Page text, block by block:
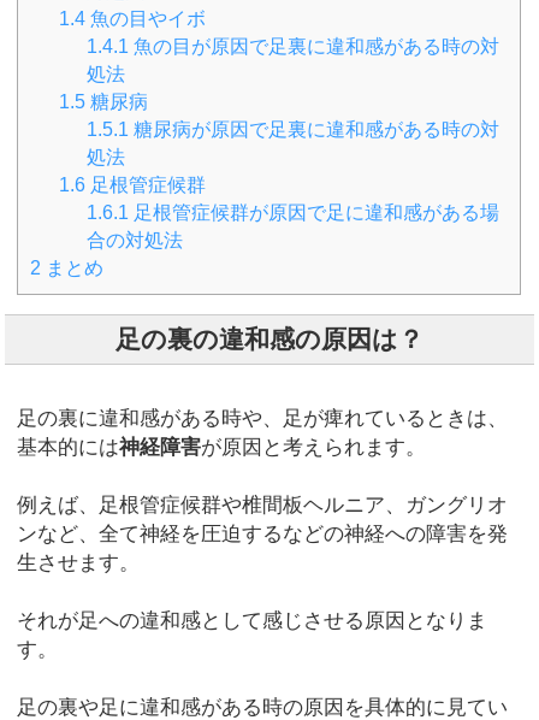
1.4魚の目やイボ
1.4.1 魚の目が原因で足裏に違和感がある時の対
処法
1.5糖尿病
1.5.1 糖尿病が原因で足裏に違和感がある時の対
処法
1.6足根管症候群
1.6.1 足根管症候群が原因で足に違和感がある場
合の対処法
2 まとめ
足の裏の違和感の原因は？
足の裏に違和感がある時や、足が痺れているときは、
基本的には神経障害が原因と考えられます。
例えば、足根管症候群や椎間板ヘルニア、ガングリオ
ンなど、全て神経を圧迫するなどの神経への障害を発
生させます。
それが足への違和感として感じさせる原因となりま
す。
足の裏や足に違和感がある時の原因を具体的に見てい